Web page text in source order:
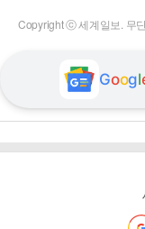
Copyright ⓒ 세계일보. 무
Googl